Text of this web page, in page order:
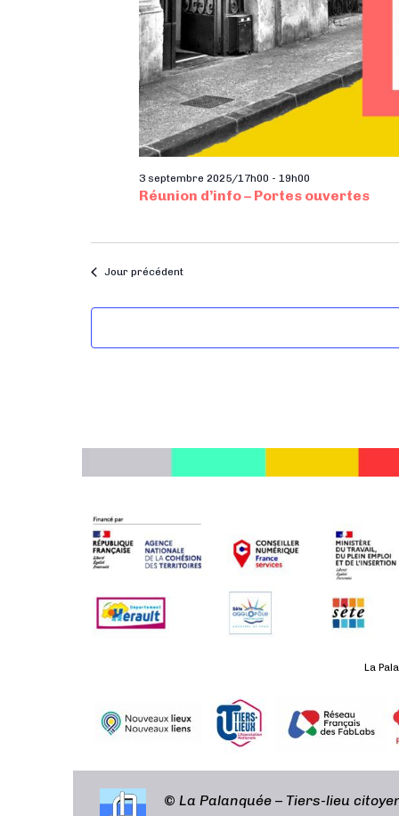
Réunion d’info – Portes ouvertes
3 septembre 2025/17h00 - 19h00
Jour précédent
La
© La Palanquée – Tiers-lieu